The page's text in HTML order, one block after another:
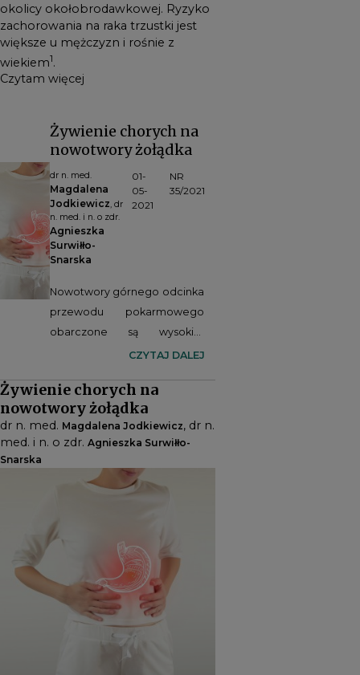
okolicy okołobrodawkowej. Ryzyko
zachorowania na raka trzustki jest
większe u mężczyzn i rośnie z
wiekiem1.
Czytam więcej
Żywienie chorych na
nowotwory żołądka
dr n. med.
Magdalena
Jodkiewicz, dr
n. med. i n. o zdr.
Agnieszka
Surwiłło-
Snarska
01-
05-
2021
NR
35/2021
Nowotwory górnego odcinka
przewodu pokarmowego
obarczone są wysokim
ryzykiem niedożywienia.
należą do grupy operacji
skutkujących największymi
zmianami metabolicznymi w
organizmie człowieka1. Jak
powinno przebiegać
żywienie pacjentów?
CZYTAJ DALEJ
Żywienie chorych na
nowotwory żołądka
dr n. med. Magdalena Jodkiewicz, dr n.
med. i n. o zdr. Agnieszka Surwiłło-
Snarska